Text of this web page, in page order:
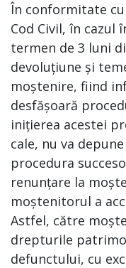
În conformitate cu
Cod Civil, în cazul
termen de 3 luni
devoluțiune și
moștenire, fiind
desfășoară
inițierea acestei
cale, nu va
procedura
renunțare la
moștenitorul a
Astfel, către
drepturile
defunctului, cu